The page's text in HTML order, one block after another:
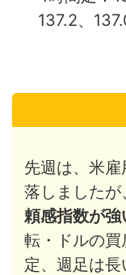
137.2、
先週は、米
落しましたが
頼感指数が
転・ドルの
定、週足は長